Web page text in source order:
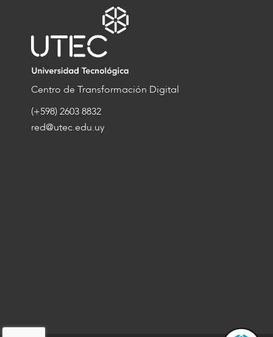
Centro de Transformación Digital
(+598) 2603 8832
red@utec.edu.uy